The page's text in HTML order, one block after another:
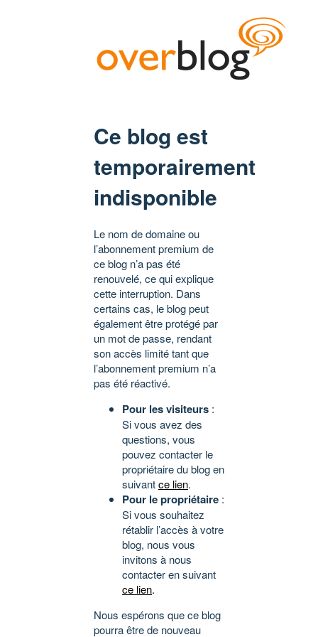
Ce blog est
temporairement
indisponible
Le nom de domaine ou
l’abonnement premium de
ce blog n’a pas été
renouvelé, ce qui explique
cette interruption. Dans
certains cas, le blog peut
également être protégé par
un mot de passe, rendant
son accès limité tant que
l’abonnement premium n’a
pas été réactivé.
Pour les visiteurs :
Si vous avez des
questions, vous
pouvez contacter le
propriétaire du blog en
suivantce lien.
Pour le propriétaire :
Si vous souhaitez
rétablir l’accès à votre
blog, nous vous
invitons à nous
contacter en suivant
ce lien.
Nous espérons que ce blog
pourra être de nouveau